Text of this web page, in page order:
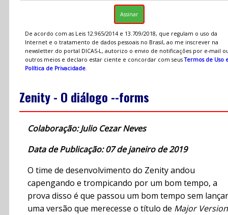
De acordo com as Leis 12.965/2014 e 13.709/2018, que regulam o uso da
Internet e o tratamento de dados pessoais no Brasil, ao me inscrever na
newsletter do portal DICAS-L, autorizo o envio de notificações por e-mail
outros meios e declaro estar ciente e concordar com seusTermos de Uso
Política de Privacidade.
Zenity - O diálogo --forms
Colaboração: Julio Cezar Neves
Data de Publicação: 07 de janeiro de 2019
O time de desenvolvimento do Zenity andou
capengando e trompicando por um bom tempo, a
prova disso é que passou um bom tempo sem lançar
uma versão que merecesse o título de Major Version